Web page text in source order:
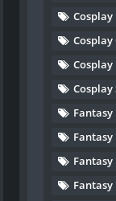
Cosplay
Cosplay
Fantasy
Fantasy
Fantasy
Fantasy